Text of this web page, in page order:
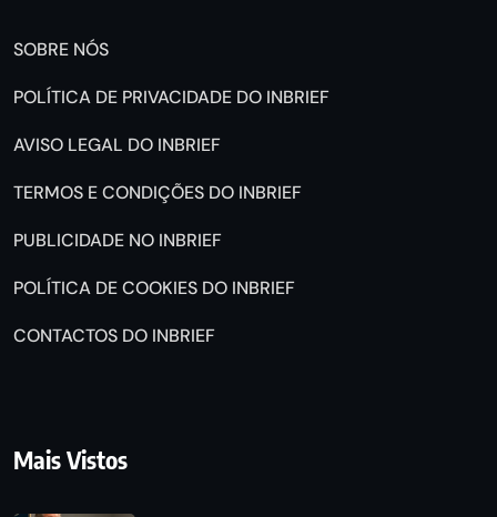
SOBRE NÓS
POLÍTICA DE PRIVACIDADE DO INBRIEF
AVISO LEGAL DO INBRIEF
TERMOS E CONDIÇÕES DO INBRIEF
PUBLICIDADE NO INBRIEF
POLÍTICA DE COOKIES DO INBRIEF
CONTACTOS DO INBRIEF
Mais Vistos